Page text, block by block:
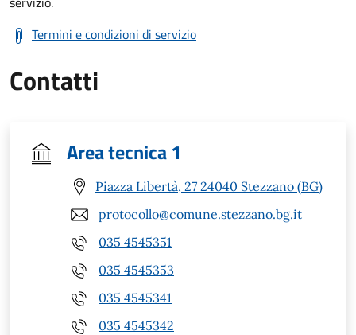
Termini e condizioni di servizio
Contatti
Area tecnica 1
Piazza Libertà, 27 24040 Stezzano (BG)
protocollo@comune.stezzano.bg.it
035 4545351
035 4545353
035 4545341
035 4545342